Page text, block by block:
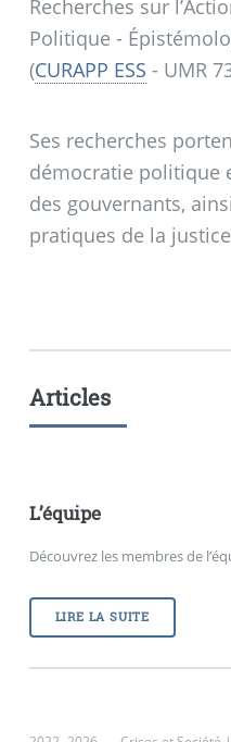
Recherches sur
Politique -
(CURAPP ESS - UMR
Ses recherches
démocratie politique
des gouvernants,
pratiques de la
Articles
L’équipe
Découvrez les membres de
LIRE LA SUITE